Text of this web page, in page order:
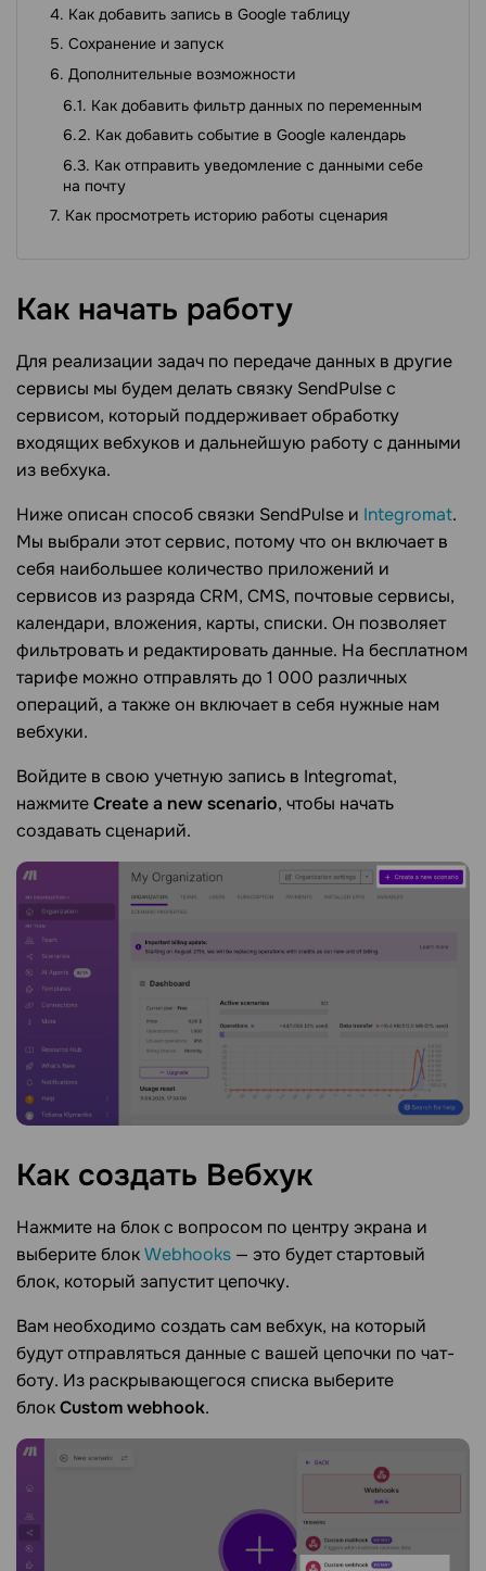
Как добавить запись в Google таблицу
Сохранение и запуск
Дополнительные возможности
Как добавить фильтр данных по переменным
Как добавить событие в Google календарь
Как отправить уведомление с данными себе
на почту
Как просмотреть историю работы сценария
Как начать работу
Для реализации задач по передаче данных в другие
сервисы мы будем делать связку SendPulse с
сервисом, который поддерживает обработку
входящих вебхуков и дальнейшую работу с данными
из вебхука.
Ниже описан способ связки SendPulse и Integromat.
Мы выбрали этот сервис, потому что он включает в
себя наибольшее количество приложений и
сервисов из разряда CRM, CMS, почтовые сервисы,
календари, вложения, карты, списки. Он позволяет
фильтровать и редактировать данные. На бесплатном
тарифе можно отправлять до 1 000 различных
операций, а также он включает в себя нужные нам
вебхуки.
Войдите в свою учетную запись в Integromat,
нажмитеCreate a new scenario, чтобы начать
создавать сценарий.
Как создать Вебхук
Нажмите на блок с вопросом по центру экрана и
выберите блокWebhooks — это будет стартовый
блок, который запустит цепочку.
Вам необходимо создать сам вебхук, на который
будут отправляться данные с вашей цепочки по чат-
боту. Из раскрывающегося списка выберите
блокCustom webhook.